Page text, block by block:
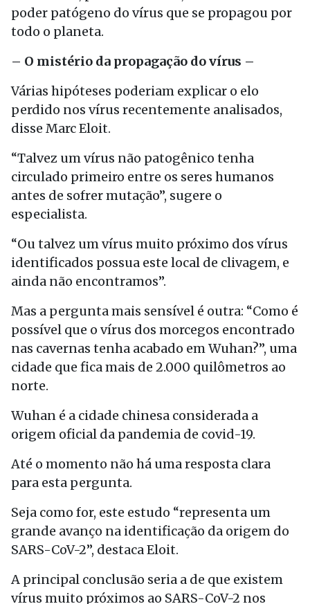
poder patógeno do vírus que se propagou por
todo o planeta.
– O mistério da propagação do vírus –
Várias hipóteses poderiam explicar o elo
perdido nos vírus recentemente analisados,
disse Marc Eloit.
“Talvez um vírus não patogênico tenha
circulado primeiro entre os seres humanos
antes de sofrer mutação”, sugere o
especialista.
“Ou talvez um vírus muito próximo dos vírus
identificados possua este local de clivagem, e
ainda não encontramos”.
Mas a pergunta mais sensível é outra: “Como é
possível que o vírus dos morcegos encontrado
nas cavernas tenha acabado em Wuhan?”, uma
cidade que fica mais de 2.000 quilômetros ao
norte.
Wuhan é a cidade chinesa considerada a
origem oficial da pandemia de covid-19.
Até o momento não há uma resposta clara
para esta pergunta.
Seja como for, este estudo “representa um
grande avanço na identificação da origem do
SARS-CoV-2”, destaca Eloit.
A principal conclusão seria a de que existem
vírus muito próximos ao SARS-CoV-2 nos